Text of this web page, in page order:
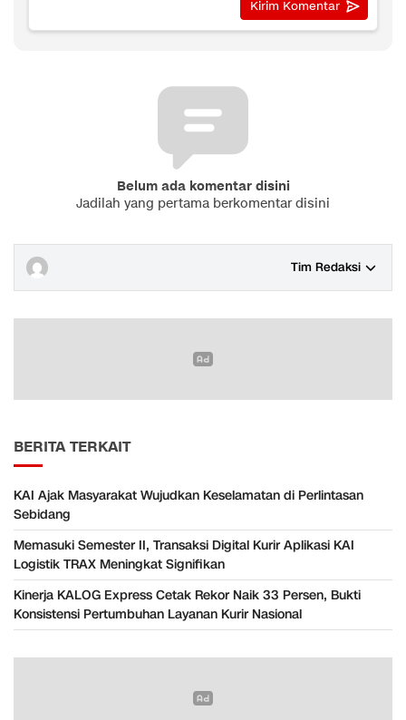
Belum ada komentar disini
Jadilah yang pertama berkomentar disini
Tim Redaksi
BERITA TERKAIT
KAI Ajak Masyarakat Wujudkan Keselamatan di Perlintasan
Sebidang
Memasuki Semester II, Transaksi Digital Kurir Aplikasi KAI
Logistik TRAX Meningkat Signifikan
Kinerja KALOG Express Cetak Rekor Naik 33 Persen, Bukti
Konsistensi Pertumbuhan Layanan Kurir Nasional